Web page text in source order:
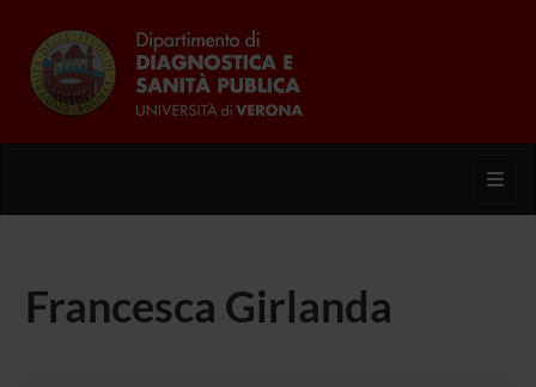
Francesca Girlanda